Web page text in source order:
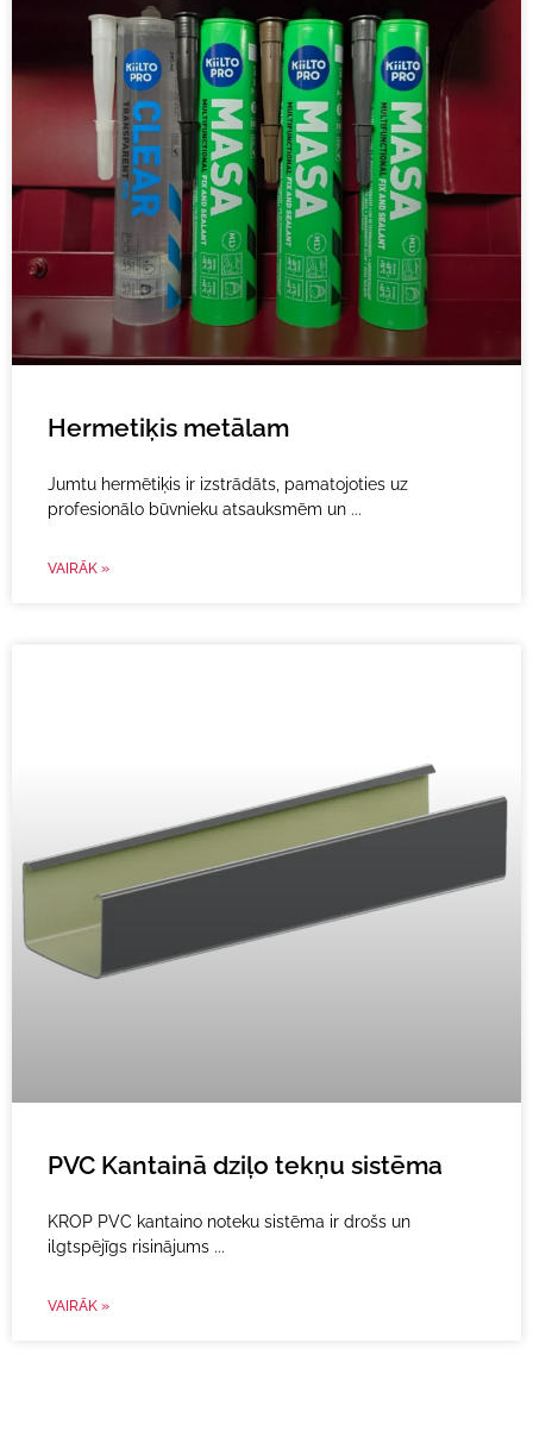
Hermetiķis metālam
Jumtu hermētiķis ir izstrādāts, pamatojoties uz
profesionālo būvnieku atsauksmēm un
VAIRĀK »
PVC Kantainā dziļo tekņu sistēma
KROP PVC kantaino noteku sistēma ir drošs un
ilgtspējīgs risinājums
VAIRĀK »